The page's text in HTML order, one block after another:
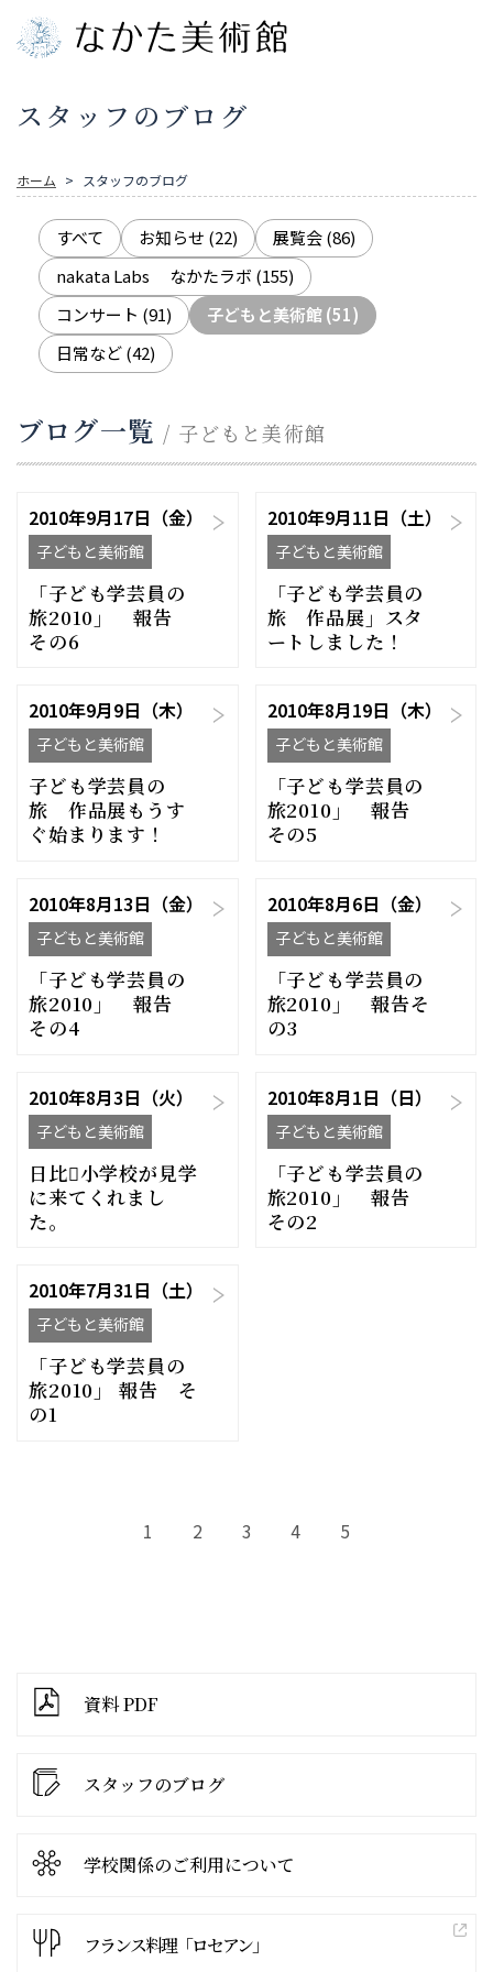
スタッフのブログ
ホーム スタッフのブログ
すべて お知らせ (22) 展覧会(86)
nakata Labs なかたラボ (155)
コンサート (91) 子どもと美術館(51)
日常など(42)
ブログ一覧 / 子どもと美術館
2010年9月17日（金）
子どもと美術館
「子ども学芸員の
旅2010」 報告
その6
2010年9月11日（土）
子どもと美術館
「子ども学芸員の
旅 作品展」スタ
ートしました！
2010年9月9日（木）
子どもと美術館
子ども学芸員の
旅 作品展もうす
ぐ始まります！
2010年8月19日（木）
子どもと美術館
「子ども学芸員の
旅2010」 報告
その5
2010年8月13日（金）
子どもと美術館
「子ども学芸員の
旅2010」 報告
その4
2010年8月6日（金）
子どもと美術館
「子ども学芸員の
旅2010」 報告そ
の3
2010年8月3日（火）
子どもと美術館
日比小学校が見学
に来てくれまし
た。
2010年8月1日（日）
子どもと美術館
「子ども学芸員の
旅2010」 報告
その2
2010年7月31日（土）
子どもと美術館
「子ども学芸員の
旅2010」 報告 そ
の1
1 2 3 4 5
資料 PDF
スタッフのブログ
学校関係のご利用について
フランス料理「ロセアン」